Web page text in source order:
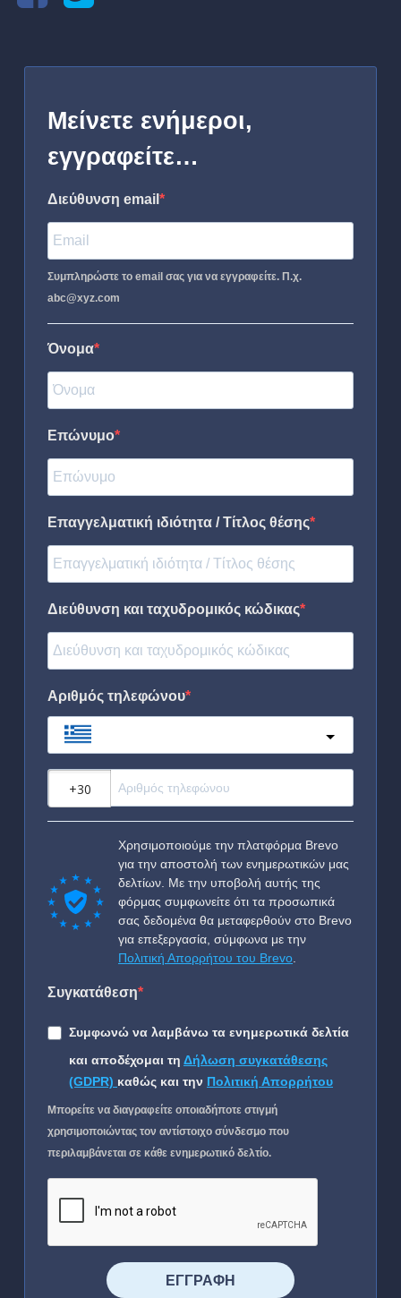
Μείνετε ενήμεροι,
εγγραφείτε…
Διεύθυνση email
Συμπληρώστε το email σας για να εγγραφείτε. Π.χ.
abc@xyz.com
Όνομα
Επώνυμο
Επαγγελματική ιδιότητα / Τίτλος θέσης
Διεύθυνση και ταχυδρομικός κώδικας
Αριθμός τηλεφώνου
Χρησιμοποιούμε την πλατφόρμα Brevo
για την αποστολή των ενημερωτικών μας
δελτίων. Με την υποβολή αυτής της
φόρμας συμφωνείτε ότι τα προσωπικά
σας δεδομένα θα μεταφερθούν στο Brevo
για επεξεργασία, σύμφωνα με την
Πολιτική Απορρήτου του Brevo
Συγκατάθεση
Συμφωνώ να λαμβάνω τα ενημερωτικά δελτία
και αποδέχομαι τη Δήλωση συγκατάθεσης
(GDPR) καθώς και την Πολιτική Απορρήτου
Μπορείτε να διαγραφείτε οποιαδήποτε στιγμή
χρησιμοποιώντας τον αντίστοιχο σύνδεσμο που
περιλαμβάνεται σε κάθε ενημερωτικό δελτίο.
⠀⠀⠀⠀ΕΓΓΡΑΦΗ⠀⠀⠀⠀